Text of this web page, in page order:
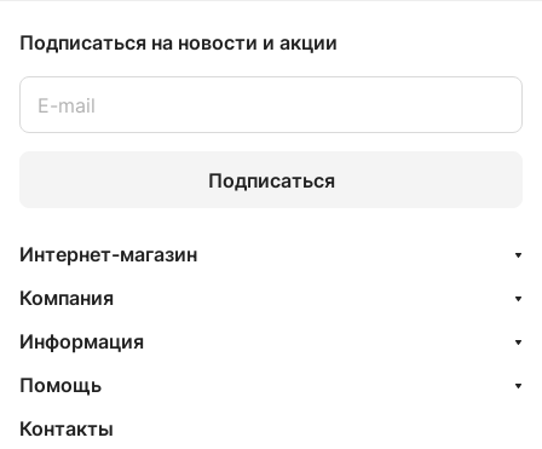
Подписаться на новости и акции
Подписаться
Интернет-магазин
Компания
Информация
Помощь
Контакты